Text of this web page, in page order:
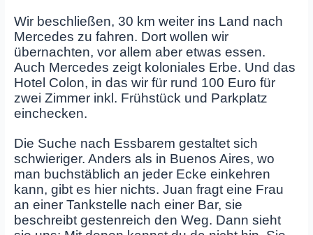
Wir beschließen, 30 km weiter ins Land nach
Mercedes zu fahren. Dort wollen wir
übernachten, vor allem aber etwas essen.
Auch Mercedes zeigt koloniales Erbe. Und das
Hotel Colon, in das wir für rund 100 Euro für
zwei Zimmer inkl. Frühstück und Parkplatz
einchecken.
Die Suche nach Essbarem gestaltet sich
schwieriger. Anders als in Buenos Aires, wo
man buchstäblich an jeder Ecke einkehren
kann, gibt es hier nichts. Juan fragt eine Frau
an einer Tankstelle nach einer Bar, sie
beschreibt gestenreich den Weg. Dann sieht